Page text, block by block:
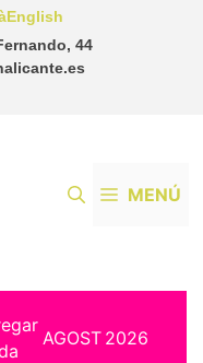
44
English
MENÚ
AGOST 2026